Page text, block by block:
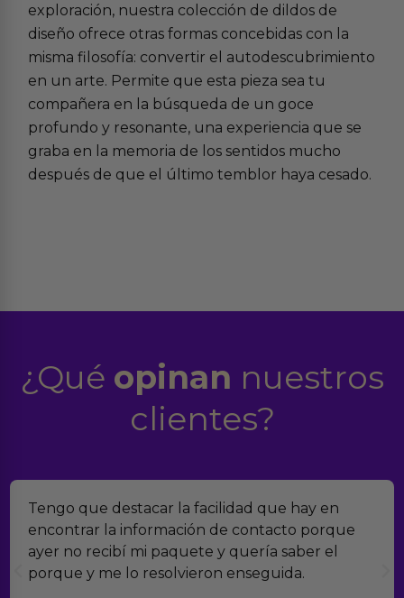
exploración, nuestra colección de dildos de
diseño ofrece otras formas concebidas con la
misma filosofía: convertir el autodescubrimiento
en un arte. Permite que esta pieza sea tu
compañera en la búsqueda de un goce
profundo y resonante, una experiencia que se
graba en la memoria de los sentidos mucho
después de que el último temblor haya cesado.
¿Qué opinan nuestros
clientes?
Tengo que destacar la facilidad que hay en
encontrar la información de contacto porque
ayer no recibí mi paquete y quería saber el
porque y me lo resolvieron enseguida.